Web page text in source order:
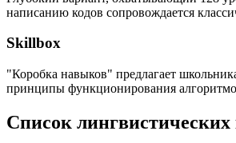
написанию кодов сопровождается
Skillbox
"Коробка навыков" предлагает
принципы функционирования
Список